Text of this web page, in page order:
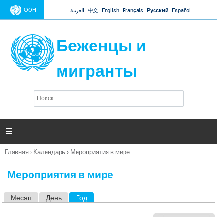
Jump to navigation
ООН العربية 中文 English Français Русский Español
Беженцы и
мигранты
п
и

Вы
Главная › Календарь › Мероприятия в мире
Мероприятия в мире
Месяц День Год